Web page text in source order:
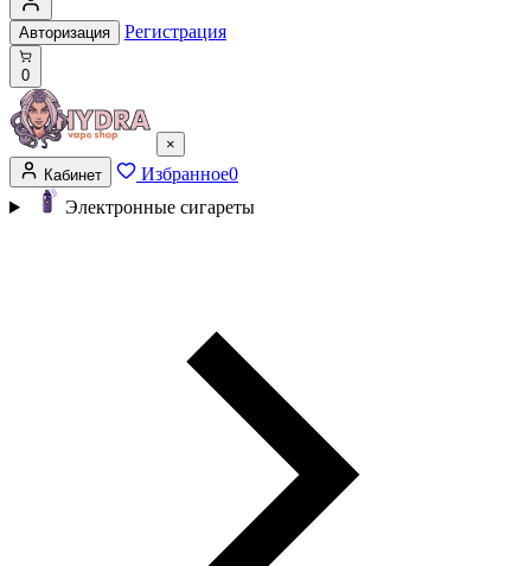
Авторизация Регистрация
0
×
Кабинет
Избранное0
Электронные сигареты